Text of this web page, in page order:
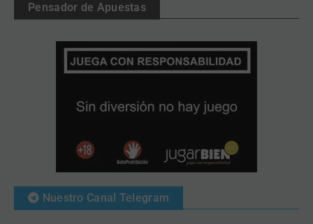
Pensador de Apuestas
Nuestro Canal Telegram